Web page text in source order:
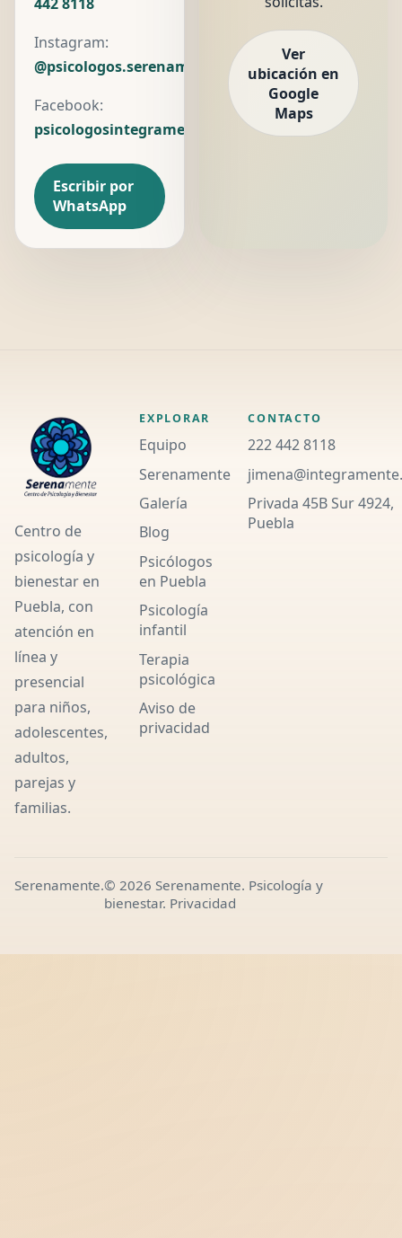
Instagram:
@psicologos.serenamente
Facebook:
psicologosintegramente
Escribir por
WhatsApp
Ver
ubicación en
Google
Maps
Centro de
psicología y
bienestar en
Puebla, con
atención en
línea y
presencial
para niños,
adolescentes,
adultos,
parejas y
familias.
EXPLORAR
Equipo
Serenamente
Galería
Blog
Psicólogos
en Puebla
Psicología
infantil
Terapia
psicológica
Aviso de
privacidad
CONTACTO
222 442 8118
Privada 45B Sur 4924,
Puebla
Serenamente.© 2026 Serenamente. Psicología y
bienestar. Privacidad